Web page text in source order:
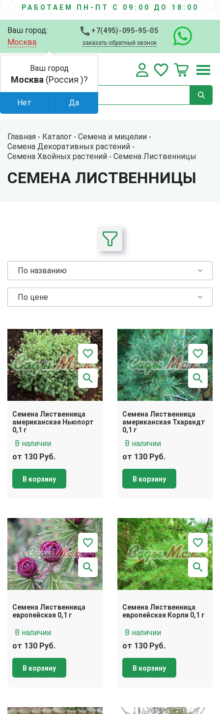
РАБОТАЕМ ПН-ПТ С 09:00 ДО 18:00
Ваш город:
Москва
+7(495)-095-95-05
заказать обратный звонок
Главная Каталог
Семена и мицелии
Семена Декоративных растений
Семена Хвойных растений
Семена Лиственницы
СЕМЕНА ЛИСТВЕННИЦЫ
По названию
По цене
Семена Лиственница
американская Ньюпорт
0,1 г
В наличии
от 130 Руб.
В корзину
Семена Лиственница
американская Тхарандт
0,1 г
В наличии
от 130 Руб.
В корзину
Семена Лиственница
европейская 0,1 г
В наличии
от 130 Руб.
В корзину
Семена Лиственница
европейская Корли 0,1 г
В наличии
от 130 Руб.
В корзину
Ваш город
Москва (Россия )?
Нет Да